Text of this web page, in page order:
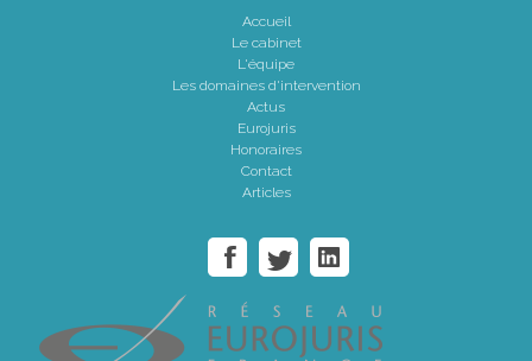
Accueil
Le cabinet
L'équipe
Les domaines d'intervention
Actus
Eurojuris
Honoraires
Contact
Articles